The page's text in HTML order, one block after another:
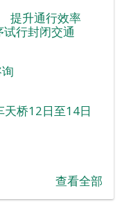
提升通行效率
行封闭交通
天桥12日至14日
查看全部